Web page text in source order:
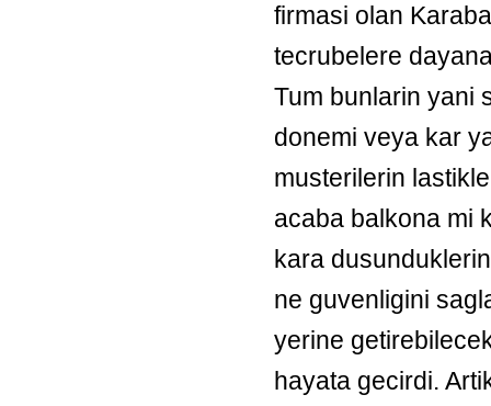
firmasi olan
tecrubelere
Tum bunlarin yani
donemi veya kar
musterilerin
acaba balkona mi
kara
ne guvenligini
yerine
hayata gecirdi.